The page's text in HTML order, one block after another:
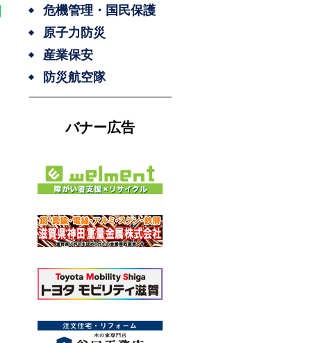
危機管理・国民保護
原子力防災
産業保安
防災航空隊
バナー広告